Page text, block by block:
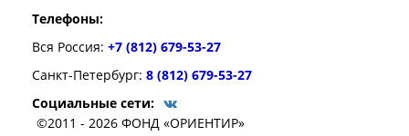
Телефоны:
Вся Россия: +7 (812) 679-53-27
Санкт-Петербург: 8 (812) 679-53-27
Социальные сети:
©2011 - 2026 ФОНД «ОРИЕНТИР»